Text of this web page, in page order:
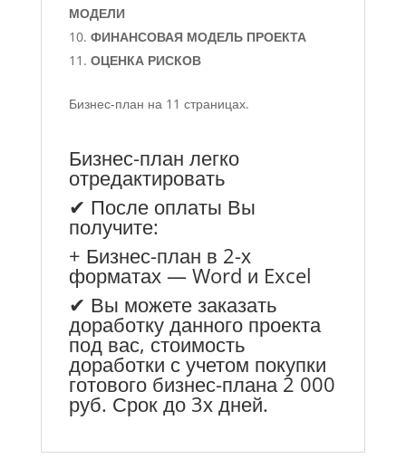
МОДЕЛИ
ФИНАНСОВАЯ МОДЕЛЬ ПРОЕКТА
ОЦЕНКА РИСКОВ
Бизнес-план на 11 страницах.
Бизнес-план легко
отредактировать
✔ После оплаты Вы
получите:
+ Бизнес-план в 2-х
форматах — Word и Excel
✔ Вы можете заказать
доработку данного проекта
под вас, стоимость
доработки с учетом покупки
готового бизнес-плана 2 000
руб. Срок до 3х дней.